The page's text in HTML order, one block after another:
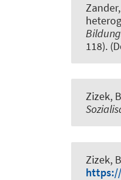
118).
Zizek,
Zizek,
https://